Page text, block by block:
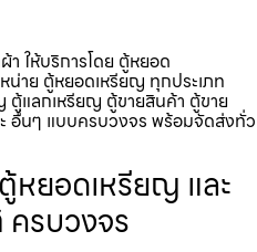
ให้บริการโดย ตู้หยอด
าย ตู้หยอดเหรียญ ทุกประเภท
ตู้แลกเหรียญ ตู้ขายสินค้า ตู้ขาย
อื่นๆ แบบครบวงจร พร้อมจัดส่งทั่ว
หยอดเหรียญ และ
รบวงจร